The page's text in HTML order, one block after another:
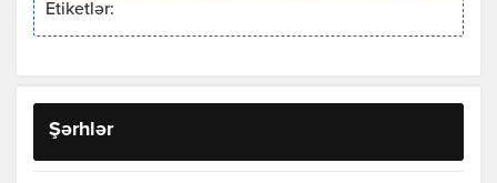
Etiketlər:
Şərhlər